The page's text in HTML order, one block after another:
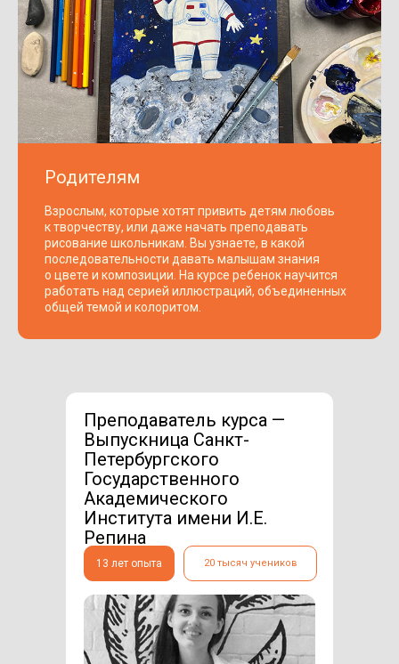
Родителям
Взрослым, которые хотят привить детям любовь
к творчеству, или даже начать преподавать
рисование школьникам. Вы узнаете, в какой
последовательности давать малышам знания
о цвете и композиции. На курсе ребенок научится
работать над серией иллюстраций, объединенных
общей темой и колоритом.
Преподаватель курса —
Выпускница Санкт-
Петербургского
Государственного
Академического
Института имени И.Е.
Репина
20 тысяч учеников
13 лет опыта